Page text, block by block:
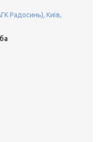
Радосинь), Київ,